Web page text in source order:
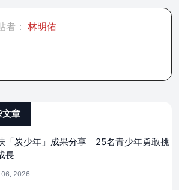
者： 林明佑
章
「炭少年」成果分享 25名青少年勇敢挑
長
06, 2026